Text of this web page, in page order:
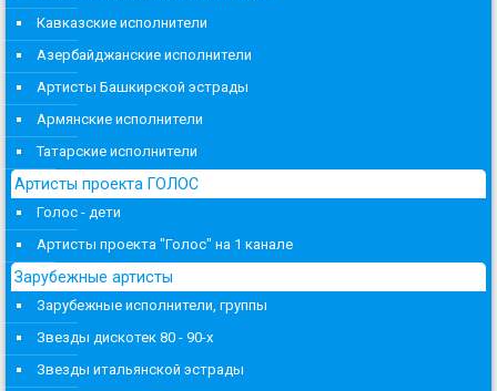
Кавказские исполнители
Азербайджанские исполнители
Артисты Башкирской эстрады
Армянские исполнители
Татарские исполнители
Артисты проекта ГОЛОС
Голос - дети
Артисты проекта "Голос" на 1 канале
Зарубежные артисты
Зарубежные исполнители, группы
Звезды дискотек 80 - 90-х
Звезды итальянской эстрады